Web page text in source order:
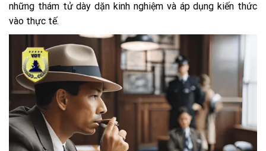
những thám tử dày dặn kinh nghiệm và áp dụng kiến thức
vào thực tế.